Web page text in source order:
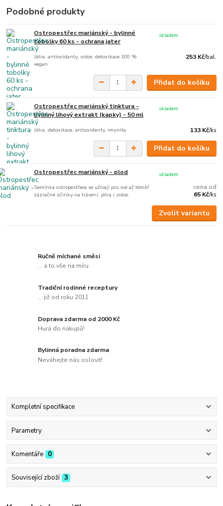
Podobné produkty
Ostropestřec mariánský - bylinné
tobolky 60 ks - ochrana jater
Játra, antioxidanty, srdce, detoxikace 100 %
vegan
253 Kč/bal.
skladem
Přidat do košíku
Ostropestřec mariánský tinktura -
bylinný lihový extrakt (kapky) - 50 ml
Játra, detoxikace, antioxidanty, imunita 133 Kč/ks
skladem
Přidat do košíku
Ostropestřec mariánský - plod
Semínka ostropestřece se užívají pro své až téměř
zázračné účinky na trávení, játra i srdce.
cena od
65 Kč/ks
skladem
Zvolit variantu
Ručně míchané směsi
... a to vše na míru
Tradiční rodinné receptury
... již od roku 2011
Doprava zdarma od 2000 Kč
Hurá do nákupů!
Bylinná poradna zdarma
Neváhejte nás oslovit!
Kompletní specifikace
Parametry
Komentáře 0
Související zboží 3